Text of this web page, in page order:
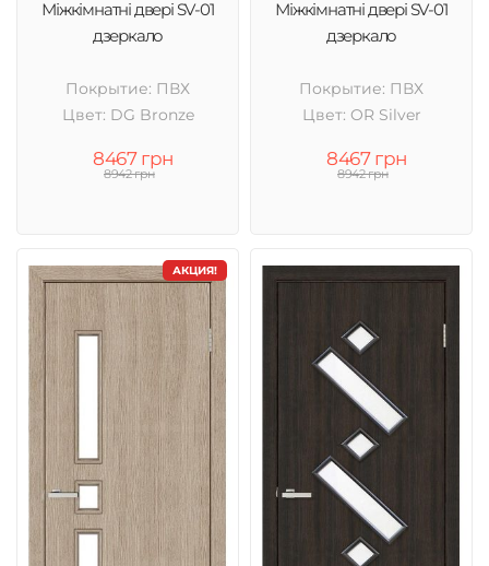
Міжкімнатні двері SV-01
дзеркало
Покрытие: ПВХ
Цвет: DG Bronze
8467 грн
8942 грн
Міжкімнатні двері SV-01
дзеркало
Покрытие: ПВХ
Цвет: OR Silver
8467 грн
8942 грн
АКЦИЯ!